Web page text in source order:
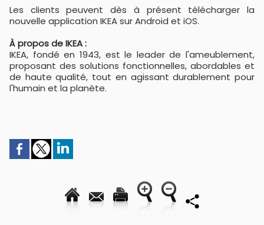
Les clients peuvent dès à présent télécharger la
nouvelle application IKEA sur Android et iOS.
À propos de IKEA :
IKEA, fondé en 1943, est le leader de l'ameublement,
proposant des solutions fonctionnelles, abordables et
de haute qualité, tout en agissant durablement pour
l'humain et la planète.